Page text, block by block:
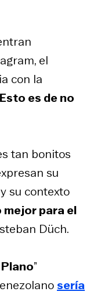
el
con la
Esto es de no
tan bonitos
su
su contexto
mejor para el
Düch.
”
sería